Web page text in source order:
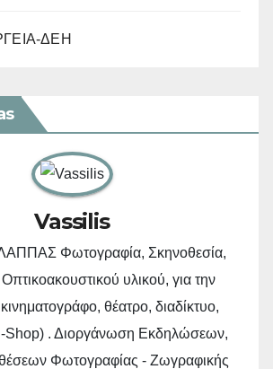
ΔΕΗ
Vassilis
Φωτογραφία, Σκηνοθεσία,
υλικού, για την
θέατρο, διαδίκτυο,
Shop) . Διοργάνωση Εκδηλώσεων,
Φωτογραφίας - Ζωγραφικής